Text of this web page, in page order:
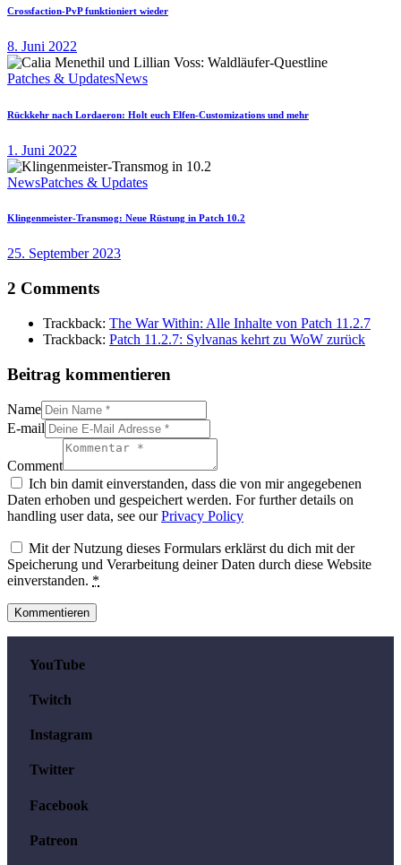
Crossfaction-PvP funktioniert wieder
8. Juni 2022
Patches & UpdatesNews
Rückkehr nach Lordaeron: Holt euch Elfen-Customizations und mehr
1. Juni 2022
NewsPatches & Updates
Klingenmeister-Transmog: Neue Rüstung in Patch 10.2
25. September 2023
2 Comments
Trackback: The War Within: Alle Inhalte von Patch 11.2.7
Trackback: Patch 11.2.7: Sylvanas kehrt zu WoW zurück
Beitrag kommentieren
Name
E-mail
Comment
Ich bin damit einverstanden, dass die von mir angegebenen
Daten erhoben und gespeichert werden. For further details on
handling user data, see ourPrivacy Policy
Mit der Nutzung dieses Formulars erklärst du dich mit der
Speicherung und Verarbeitung deiner Daten durch diese Website
einverstanden. *
YouTube
Twitch
Instagram
Twitter
Facebook
Patreon